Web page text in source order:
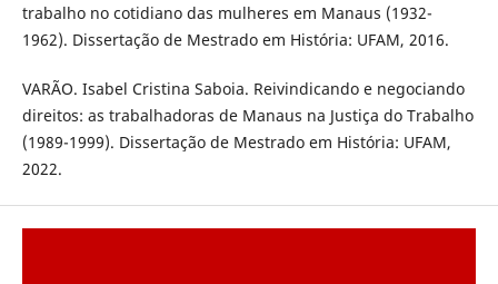
trabalho no cotidiano das mulheres em Manaus (1932-
1962). Dissertação de Mestrado em História: UFAM, 2016.
VARÃO. Isabel Cristina Saboia. Reivindicando e negociando
direitos: as trabalhadoras de Manaus na Justiça do Trabalho
(1989-1999). Dissertação de Mestrado em História: UFAM,
2022.